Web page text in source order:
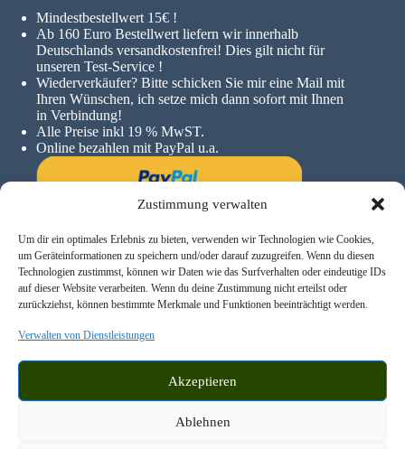
Zustimmung verwalten
Um dir ein optimales Erlebnis zu bieten, verwenden wir Technologien wie Cookies,
um Geräteinformationen zu speichern und/oder darauf zuzugreifen. Wenn du diesen
Technologien zustimmst, können wir Daten wie das Surfverhalten oder eindeutige IDs
auf dieser Website verarbeiten. Wenn du deine Zustimmung nicht erteilst oder
zurückziehst, können bestimmte Merkmale und Funktionen beeinträchtigt werden.
Verwalten von Dienstleistungen
Akzeptieren
Ablehnen
Mindestbestellwert 15€ !
Ab 160 Euro Bestellwert liefern wir innerhalb
Deutschlands versandkostenfrei! Dies gilt nicht für
unseren Test-Service !
Wiederverkäufer? Bitte schicken Sie mir eine Mail mit
Ihren Wünschen, ich setze mich dann sofort mit Ihnen
in Verbindung!
Alle Preise inkl 19 % MwST.
Online bezahlen mit PayPal u.a.